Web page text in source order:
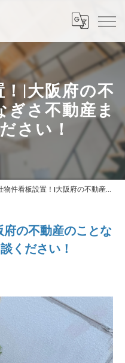
！|大阪府の不
ぎさ不動産ま
さい！
看板設置！|大阪府の不動産のことならなぎさ不動産までご相談ください！
の不動産のことな
ください！